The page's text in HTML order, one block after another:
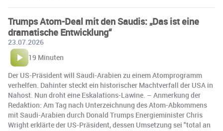
Trumps Atom-Deal mit den Saudis: „Das ist eine
dramatische Entwicklung“
23.07.2026
19 Minuten
Der US-Präsident will Saudi-Arabien zu einem Atomprogramm
verhelfen. Dahinter steckt ein historischer Machtverfall der USA in
Nahost. Nun droht eine Eskalations-Lawine. – Anmerkung der
Redaktion: Am Tag nach Unterzeichnung des Atom-Abkommens
mit Saudi-Arabien durch Donald Trumps Energieminister Chris
Wright erklärte der US-Präsident, dessen Umsetzung sei "total an